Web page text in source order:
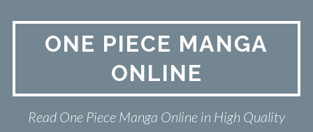
ONE PIECE MANGA
ONLINE
Read One Piece Manga Online in High Quality